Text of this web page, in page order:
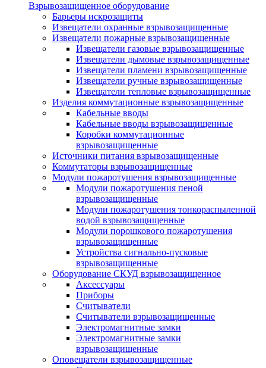
Взрывозащищенное оборудование
Барьеры искрозащиты
Извещатели охранные взрывозащищенные
Извещатели пожарные взрывозащищенные
Извещатели газовые взрывозащищенные
Извещатели дымовые взрывозащищенные
Извещатели пламени взрывозащищенные
Извещатели ручные взрывозащищенные
Извещатели тепловые взрывозащищенные
Изделия коммутационные взрывозащищенные
Кабельные вводы
Кабельные вводы взрывозащищенные
Коробки коммутационные
взрывозащищенные
Источники питания взрывозащищенные
Коммутаторы взрывозащищенные
Модули пожаротушения взрывозащищенные
Модули пожаротушения пеной
взрывозащищенные
Модули пожаротушения тонкораспыленной
водой взрывозащищенные
Модули порошкового пожаротушения
взрывозащищенные
Устройства сигнально-пусковые
взрывозащищенные
Оборудование СКУД взрывозащищенное
Аксессуары
Приборы
Считыватели
Считыватели взрывозащищенные
Электромагнитные замки
Электромагнитные замки
взрывозащищенные
Оповещатели взрывозащищенные